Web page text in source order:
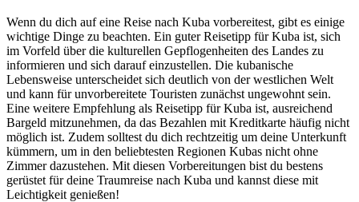
Wenn du dich auf eine Reise nach Kuba vorbereitest, gibt es einige
wichtige Dinge zu beachten. Ein guter Reisetipp für Kuba ist, sich
im Vorfeld über die kulturellen Gepflogenheiten des Landes zu
informieren und sich darauf einzustellen. Die kubanische
Lebensweise unterscheidet sich deutlich von der westlichen Welt
und kann für unvorbereitete Touristen zunächst ungewohnt sein.
Eine weitere Empfehlung als Reisetipp für Kuba ist, ausreichend
Bargeld mitzunehmen, da das Bezahlen mit Kreditkarte häufig nicht
möglich ist. Zudem solltest du dich rechtzeitig um deine Unterkunft
kümmern, um in den beliebtesten Regionen Kubas nicht ohne
Zimmer dazustehen. Mit diesen Vorbereitungen bist du bestens
gerüstet für deine Traumreise nach Kuba und kannst diese mit
Leichtigkeit genießen!